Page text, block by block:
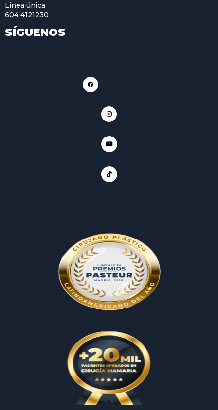
Linea única
604 4121230
SÍGUENOS